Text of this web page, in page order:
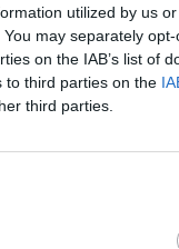
utilized by us
may separately
on the IAB’s list of
to third parties on the
third parties.
četrto tekmo na
Slovenci danes
v dvorani
hokeja,
Nik